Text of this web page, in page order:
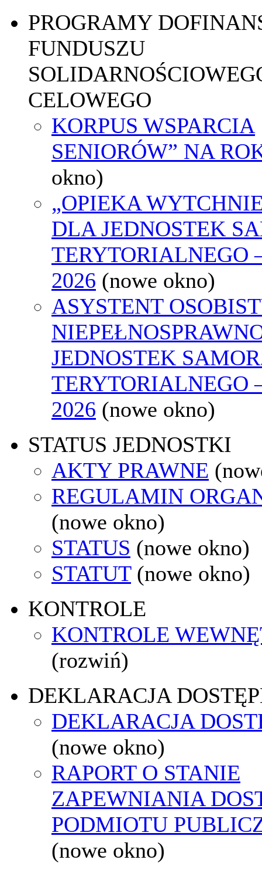
PROGRAMY
FUNDUSZU
CELOWEGO
KORPUS WSPARCIA
SENIORÓW” NA
okno)
„OPIEKA
DLA JEDNOSTEK
TERYTORIALNEGO
2026 (nowe okno)
ASYSTENT
JEDNOSTEK
TERYTORIALNEGO
2026 (nowe okno)
STATUS JEDNOSTKI
AKTY PRAWNE
REGULAMIN
(nowe okno)
STATUS (nowe okno)
STATUT (nowe okno)
KONTROLE
KONTROLE
(rozwiń)
DEKLARACJA
DEKLARACJA
(nowe okno)
RAPORT O STANIE
ZAPEWNIANIA
PODMIOTU
(nowe okno)